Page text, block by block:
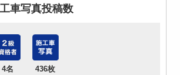
車写真投稿数
4名 436枚